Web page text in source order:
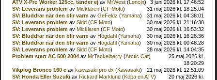
ATV X-Pro Worker 125cc, tänder ejav MrWest(Loncin)
3 juni 2026 kl. 17:46:52
SV: Leverans problem av Micklaren(CF Moto)
31 maj 2026 kl. 18:25:04
SV: Bluddrar när den blir varmav GeFeldz (Yamaha)
31 maj 2026 kl. 04:38:01
SV: Leverans problem av Sidd (CF Moto)
30 maj 2026 kl. 21:16:38
SV: Leverans problem av Micklaren(CF Moto)
30 maj 2026 kl. 16:53:32
SV: Bluddrar när den blir varmav Högdahl (Yamaha)
30 maj 2026 kl. 16:28:36
SV: Bluddrar när den blir varmav Högdahl (Yamaha)
30 maj 2026 kl. 00:48:28
SV: Leverans problem av Sidd (CF Moto)
28 maj 2026 kl. 14:04:35
Problem start AC 500 2004av MrTackelberry(Arctic Cat)
25 maj 2026 kl.
18:20:29
Vikplog Bronco 160 eav kawasaki pro dx (Kawasaki)
21 maj 2026 kl. 12:51:09
SV: Honda Eller Suzuki av Rickard Marklund (Köpa en ATV)
20 maj 2026 kl.